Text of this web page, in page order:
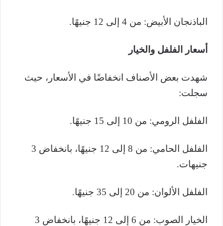
الباذنجان الأبيض: من 4 إلى 12 جنيهًا.
أسعار الفلفل والخيار
شهدت بعض الأصناف انخفاضًا في الأسعار، حيث
سجلت:
الفلفل الرومي: من 10 إلى 15 جنيهًا.
الفلفل الحامي: من 8 إلى 12 جنيهًا، بانخفاض 3
جنيهات.
الفلفل الألوان: من 20 إلى 35 جنيهًا.
الخيار الصوب: من 6 إلى 12 جنيهًا، بانخفاض 3